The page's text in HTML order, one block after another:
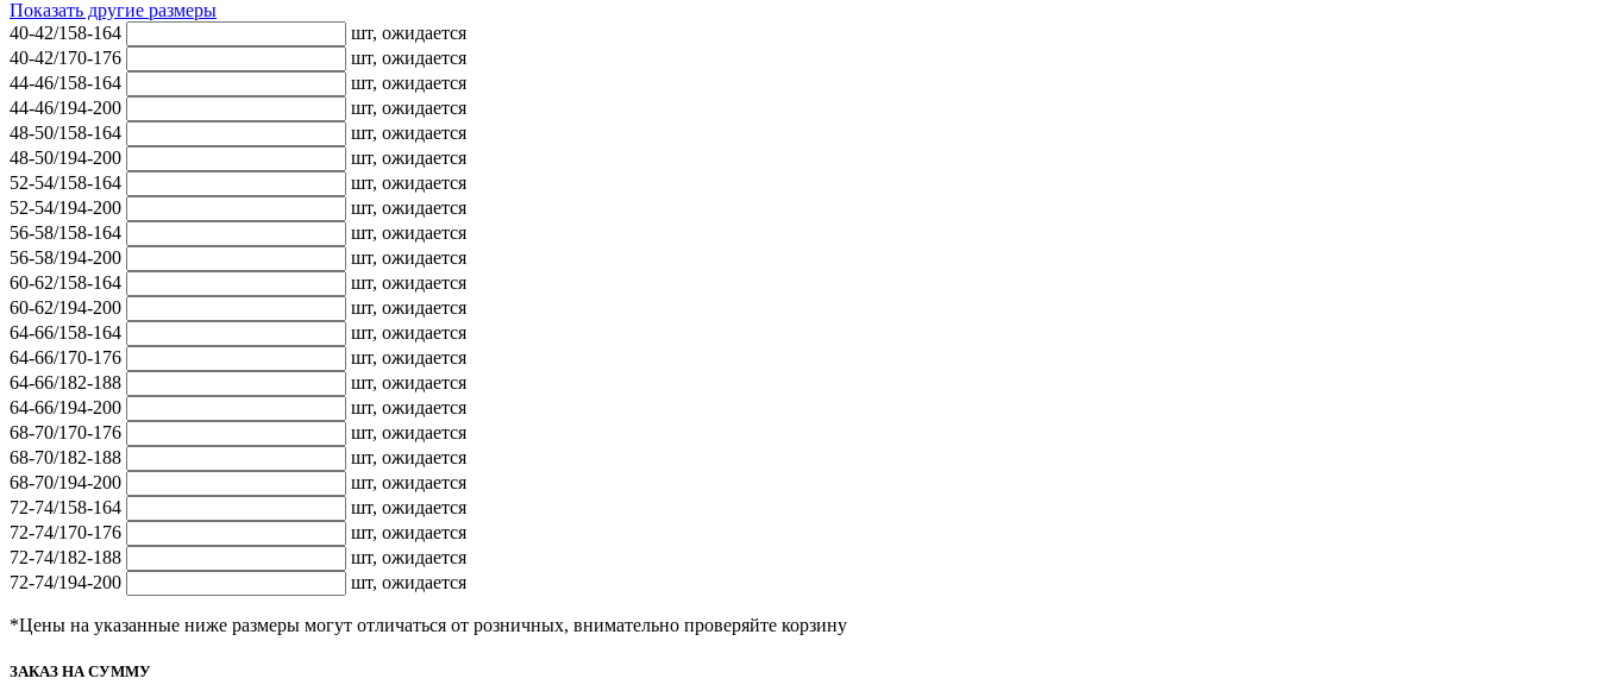
Показать другие размеры
40-42/158-164
шт, ожидается
40-42/170-176
шт, ожидается
44-46/158-164
шт, ожидается
44-46/194-200
шт, ожидается
48-50/158-164
шт, ожидается
48-50/194-200
шт, ожидается
52-54/158-164
шт, ожидается
52-54/194-200
шт, ожидается
56-58/158-164
шт, ожидается
56-58/194-200
шт, ожидается
60-62/158-164
шт, ожидается
60-62/194-200
шт, ожидается
64-66/158-164
шт, ожидается
64-66/170-176
шт, ожидается
64-66/182-188
шт, ожидается
64-66/194-200
шт, ожидается
68-70/170-176
шт, ожидается
68-70/182-188
шт, ожидается
68-70/194-200
шт, ожидается
72-74/158-164
шт, ожидается
72-74/170-176
шт, ожидается
72-74/182-188
шт, ожидается
72-74/194-200
шт, ожидается
*Цены на указанные ниже размеры могут отличаться от розничных, внимательно проверяйте корзину
ЗАКАЗ НА СУММУ